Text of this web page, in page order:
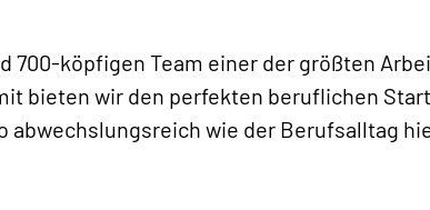
700-köpfigen Team einer der größten
bieten wir den perfekten beruflichen
abwechslungsreich wie der Berufsalltag